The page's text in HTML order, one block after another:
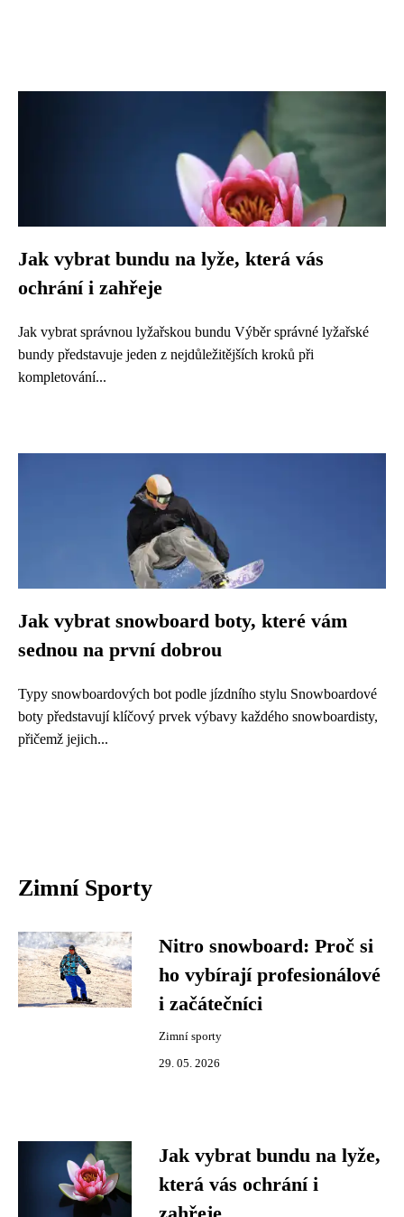
Jak vybrat bundu na lyže, která vás
ochrání i zahřeje
Jak vybrat správnou lyžařskou bundu Výběr správné lyžařské
bundy představuje jeden z nejdůležitějších kroků při
kompletování...
Jak vybrat snowboard boty, které vám
sednou na první dobrou
Typy snowboardových bot podle jízdního stylu Snowboardové
boty představují klíčový prvek výbavy každého snowboardisty,
přičemž jejich...
Zimní Sporty
Nitro snowboard: Proč si
ho vybírají profesionálové
i začátečníci
Zimní sporty
29. 05. 2026
Jak vybrat bundu na lyže,
která vás ochrání i